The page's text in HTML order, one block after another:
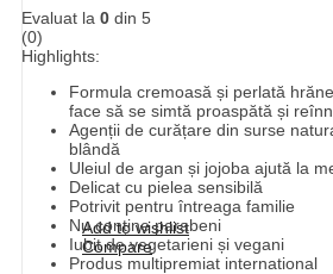
Add to wishlist
Compare
Evaluat la 0 din 5
(0)
Highlights:
Formula cremoasă și perlată
face să se simtă proaspătă și
Agenții de curățare din surse
blândă
Uleiul de argan și jojoba ajută la
Delicat cu pielea sensibilă
Potrivit pentru întreaga familie
Nu conține parabeni
Iubit de vegetarieni și vegani
Produs multipremiat international